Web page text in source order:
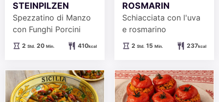
STEINPILZEN
Spezzatino di Manzo
con Funghi Porcini
2Stunden
Std. 20Minuten
Min. 410kcal
ROSMARIN
Schiacciata con l'uva
e rosmarino
2Stunden
Std. 15Minuten
Min. 237kcal